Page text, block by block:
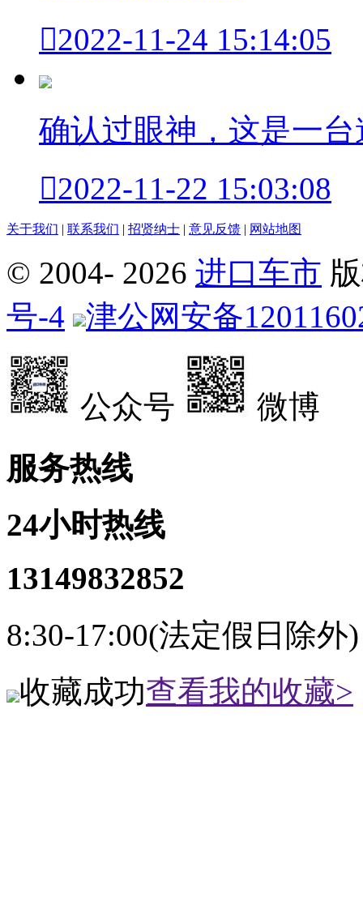
2022-11-24 15:14:05
确认过眼神，这是一
2022-11-22 15:03:08
关于我们 | 联系我们 | 招贤纳士 | 意见反馈 | 网站地图
© 2004- 2026 进口车市
号-4
津公网安备
公众号
微博
服务热线
24小时热线
13149832852
8:30-17:00(法定假日除外)
收藏成功查看我的收藏>